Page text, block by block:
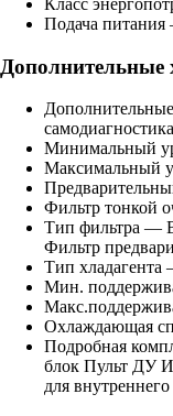
Подача
Дополнительные
самодиагностика
Минимальный
Максимальный
Фильтр тонкой
Тип фильтра —
Фильтр
Тип
Мин.
Охлаждающая
Подробная
блок Пульт ДУ
для